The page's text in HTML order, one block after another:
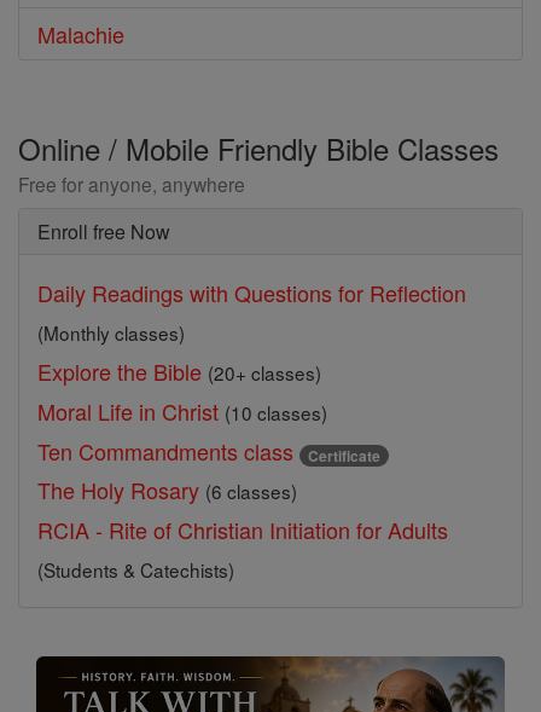
Malachie
Online / Mobile Friendly Bible Classes
Free for anyone, anywhere
Enroll free Now
Daily Readings with Questions for Reflection
(Monthly classes)
Explore the Bible (20+ classes)
Moral Life in Christ (10 classes)
Ten Commandments class Certificate
The Holy Rosary (6 classes)
RCIA - Rite of Christian Initiation for Adults
(Students & Catechists)